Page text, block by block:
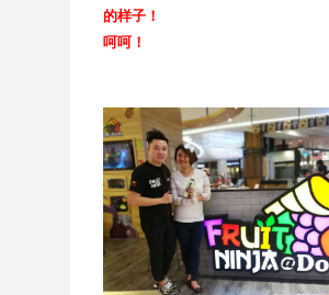
的样子！
呵呵！